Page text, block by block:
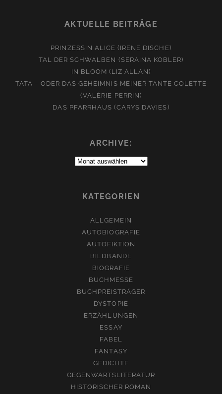
AKTUELLE BEITRÄGE
PRINZESSIN ALICE (IRENE DISCHE)
TAL DER SCHWALBEN (SERAINA KOBLER)
IN BLOOM (LIZ ALLAN)
TATA – ODER DAS GEHEIMNIS MEINER TANTE COLETTE
(VALÉRIE PERRIN)
DAS PFARRHAUS (CARYS DAVIES)
ARCHIVE:
Archive:
KATEGORIEN
ALLGEMEIN
AUTOBIOGRAFIE
AUTOFIKTION
BILDBÄNDE
BIOGRAFIE
BUCHMESSE
BUCHPREISTRÄGER
DYSTOPIE
ERZÄHLUNGEN
ESSAY
FABEL
FANTASY
GEDICHTE
GEGENWARTSLITERATUR
HISTORISCHER ROMAN